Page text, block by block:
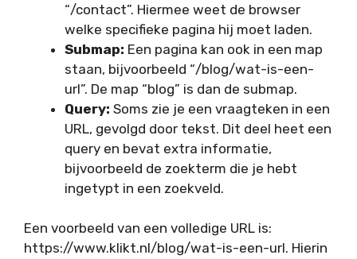
“/contact”. Hiermee weet de browser
welke specifieke pagina hij moet laden.
Submap: Een pagina kan ook in een map
staan, bijvoorbeeld “/blog/wat-is-een-
url”. De map “blog” is dan de submap.
Query: Soms zie je een vraagteken in een
URL, gevolgd door tekst. Dit deel heet een
query en bevat extra informatie,
bijvoorbeeld de zoekterm die je hebt
ingetypt in een zoekveld.
Een voorbeeld van een volledige URL is:
https://www.klikt.nl/blog/wat-is-een-url. Hierin